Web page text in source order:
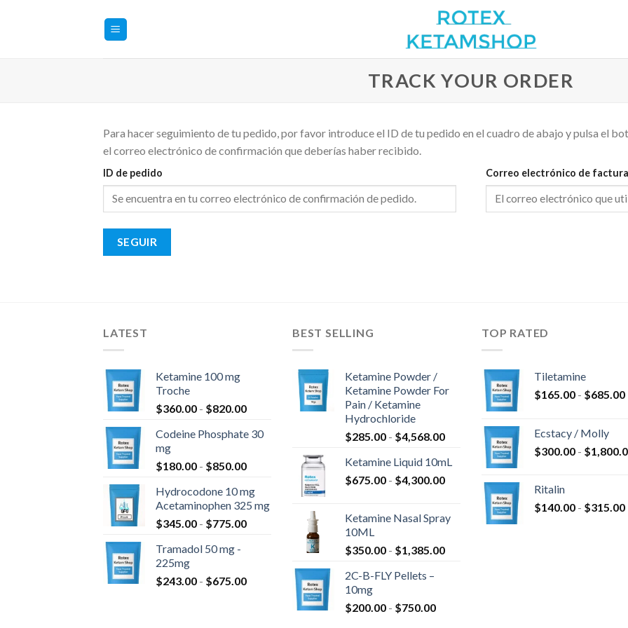
TRACK YOUR ORDER
Para hacer seguimiento de tu pedido, por favor introduce el ID de tu pedido en el cuadro de abajo y pulsa el
el correo electrónico de confirmación que deberías haber recibido.
ID de pedido Correo electrónico de
SEGUIR
LATEST
Ketamine 100 mg
Troche
$360.00 - $820.00Rango
precios:
$360.00
$820.00
Codeine Phosphate 30
mg
$180.00 - $850.00Rango
precios:
desde
$180.00
Hydrocodone 10 mg
Acetaminophen 325 mg
$345.00 - $775.00Rango
$345.00
Tramadol 50 mg -
225mg
$243.00 - $675.00Rango
BEST SELLING
Ketamine Powder /
Ketamine Powder For
Pain / Ketamine
Hydrochloride
$285.00 - $4,568.00Rango
precios:
desde
$285.00
$4,568.00
Ketamine Liquid 10mL
$675.00 - $4,300.00Rango
desde
hasta
Ketamine Nasal Spray
10ML
$350.00 - $1,385.00Rango
2C-B-FLY Pellets –
10mg
$200.00 - $750.00Rango
TOP RATED
Tiletamine
$165.00 - $685.00
Ecstacy / Molly
$300.00 - $
Ritalin
$140.00 - $315.00